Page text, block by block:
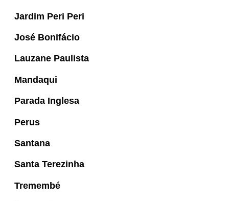
Jardim Peri Peri
José Bonifácio
Lauzane Paulista
Mandaqui
Parada Inglesa
Perus
Santana
Santa Terezinha
Tremembé